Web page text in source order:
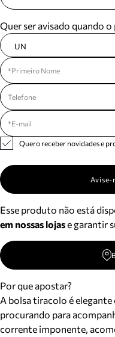
Quer ser avisado quando
UN
Quero receber novidades e
Avise-
Esse produto não está
em nossas lojase garantir
Por que apostar?
A bolsa tiracolo é elegante
procurando para
corrente imponente,